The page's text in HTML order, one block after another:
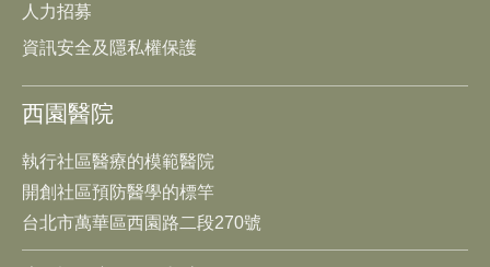
人力招募
資訊安全及隱私權保護
西園醫院
執行社區醫療的模範醫院
開創社區預防醫學的標竿
台北市萬華區西園路二段270號